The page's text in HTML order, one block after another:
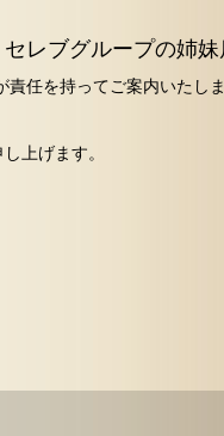
セレブグループの姉
任を持ってご案内いたしま
上げます。